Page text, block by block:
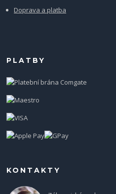
Doprava a platba
PLATBY
KONTAKTY